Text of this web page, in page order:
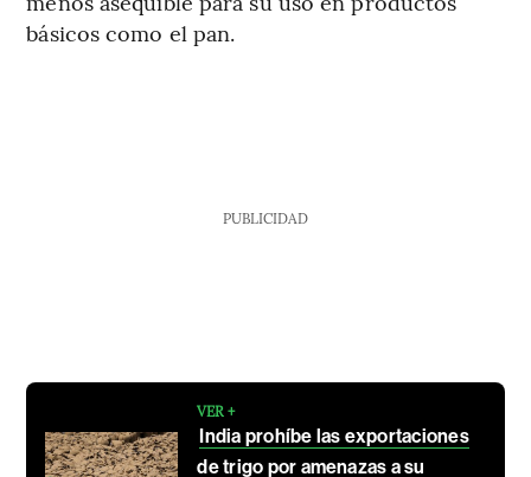
básicos como el pan.
PUBLICIDAD
VER +
India prohíbe las exportaciones
de trigo por amenazas a su